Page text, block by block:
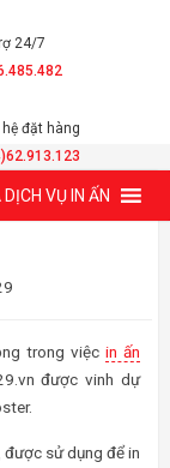
24/7
hệ đặt hàng
VỤ IN ẤN
HIỆU SBERRY
trong việc in ấn
được vinh dự
được sử dụng để in